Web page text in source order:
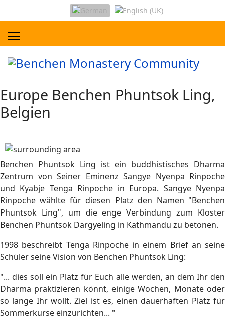
Europe Benchen Phuntsok Ling,
Belgien
Benchen Phuntsok Ling ist ein buddhistisches Dharma
Zentrum von Seiner Eminenz Sangye Nyenpa Rinpoche
und Kyabje Tenga Rinpoche in Europa. Sangye Nyenpa
Rinpoche wählte für diesen Platz den Namen "Benchen
Phuntsok Ling", um die enge Verbindung zum Kloster
Benchen Phuntsok Dargyeling in Kathmandu zu betonen.
1998 beschreibt Tenga Rinpoche in einem Brief an seine
Schüler seine Vision von Benchen Phuntsok Ling:
"... dies soll ein Platz für Euch alle werden, an dem Ihr den
Dharma praktizieren könnt, einige Wochen, Monate oder
so lange Ihr wollt. Ziel ist es, einen dauerhaften Platz für
Sommerkurse einzurichten... "